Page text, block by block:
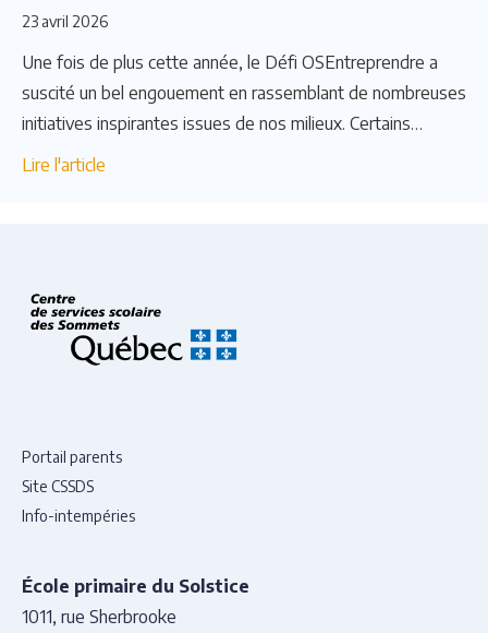
23 avril 2026
Une fois de plus cette année, le Défi OSEntreprendre a
suscité un bel engouement en rassemblant de nombreuses
initiatives inspirantes issues de nos milieux. Certains
projets se sont démarqués lors du volet local du Défi et
Lire l'article
Portail parents
Site CSSDS
Info-intempéries
École primaire du Solstice
1011, rue Sherbrooke